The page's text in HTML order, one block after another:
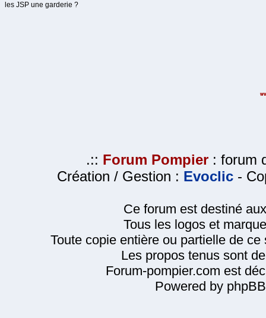
les JSP une garderie ?
.:: Forum Pompier : forum
Création / Gestion : Evoclic -
Ce forum est destiné
Tous les logos et
Toute copie entière ou partielle de
Les propos tenus sont
Forum-pompier.com est
Powered by